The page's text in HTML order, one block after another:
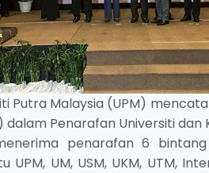
Putra Malaysia (UPM)
Penarafan Universiti dan
penarafan 6
UM, USM, UKM, UTM,